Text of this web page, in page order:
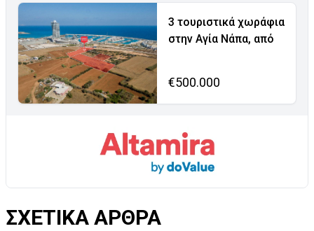
3 τουριστικά χωράφια
στην Αγία Νάπα, από
€500.000
ΣΧΕΤΙΚΑ ΑΡΘΡΑ